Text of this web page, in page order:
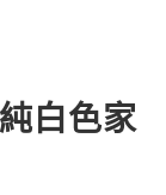
白色家